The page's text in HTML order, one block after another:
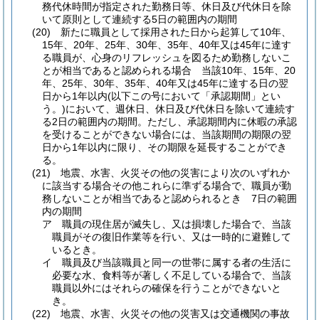
務代休時間が指定された勤務日等、休日及び代休日を除
いて原則として連続する5日の範囲内の期間
(20)
新たに職員として採用された日から起算して10年、
15年、20年、25年、30年、35年、40年又は45年に達す
る職員が、心身のリフレッシュを図るため勤務しないこ
とが相当であると認められる場合 当該10年、15年、20
年、25年、30年、35年、40年又は45年に達する日の翌
日から1年以内(以下この号において「承認期間」とい
う。)において、週休日、休日及び代休日を除いて連続す
る2日の範囲内の期間。 ただし、承認期間内に休暇の承認
を受けることができない場合には、当該期間の期限の翌
日から1年以内に限り、その期限を延長することができ
る。
(21)
地震、水害、火災その他の災害により次のいずれか
に該当する場合その他これらに準ずる場合で、職員が勤
務しないことが相当であると認められるとき 7日の範囲
内の期間
ア
職員の現住居が滅失し、又は損壊した場合で、当該
職員がその復旧作業等を行い、又は一時的に避難して
いるとき。
イ
職員及び当該職員と同一の世帯に属する者の生活に
必要な水、食料等が著しく不足している場合で、当該
職員以外にはそれらの確保を行うことができないと
き。
(22)
地震、水害、火災その他の災害又は交通機関の事故